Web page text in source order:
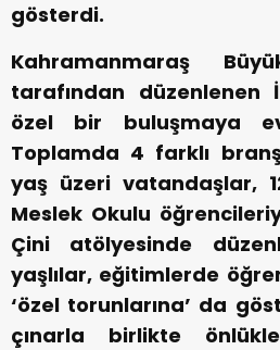
gösterdi.
Kahramanmaraş
tarafından düzenlenen
özel bir buluşmaya
Toplamda 4 farklı
yaş üzeri vatandaşlar,
Meslek Okulu
Çini atölyesinde
yaşlılar, eğitimlerde
‘özel torunlarına’ da
çınarla birlikte